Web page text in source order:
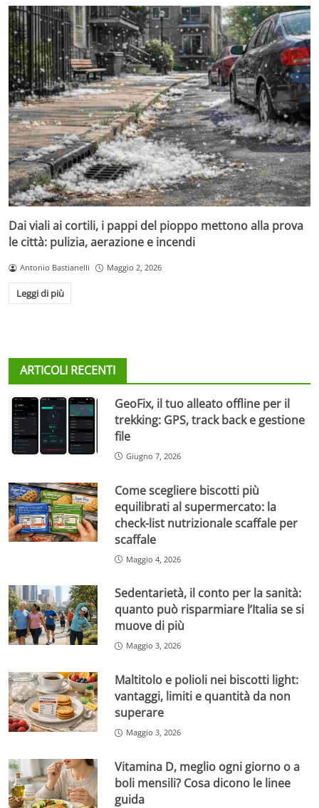
Dai viali ai cortili, i pappi del pioppo mettono alla prova
le città: pulizia, aerazione e incendi
Antonio Bastianelli Maggio 2, 2026
Leggi di più
ARTICOLI RECENTI
GeoFix, il tuo alleato offline per il
trekking: GPS, track back e gestione
file
Giugno 7, 2026
Come scegliere biscotti più
equilibrati al supermercato: la
check-list nutrizionale scaffale per
scaffale
Maggio 4, 2026
Sedentarietà, il conto per la sanità:
quanto può risparmiare l’Italia se si
muove di più
Maggio 3, 2026
Maltitolo e polioli nei biscotti light:
vantaggi, limiti e quantità da non
superare
Maggio 3, 2026
Vitamina D, meglio ogni giorno o a
boli mensili? Cosa dicono le linee
guida